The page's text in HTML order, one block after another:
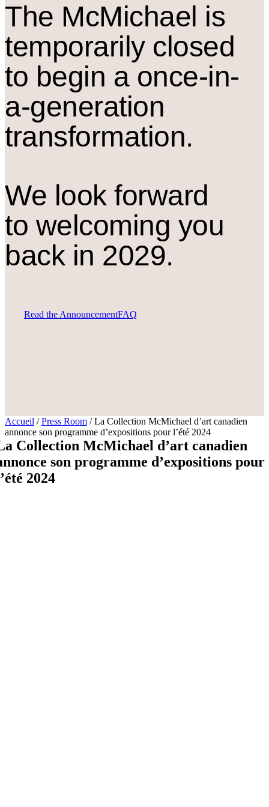
The McMichael is
temporarily closed
to begin a once-in-
a-generation
transformation.
We look forward
to welcoming you
back in 2029.
Read the AnnouncementFAQ
Accueil / Press Room / La Collection McMichael d’art canadien
annonce son programme d’expositions pour l’été 2024
Collection McMichael d’art canadien
son programme d’expositions pour
2024